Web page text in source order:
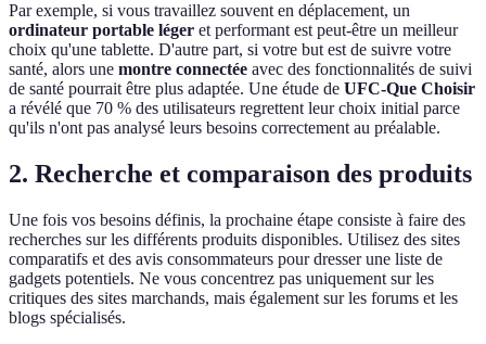
Par exemple, si vous travaillez souvent en déplacement, un
ordinateur portable léger et performant est peut-être un meilleur
choix qu'une tablette. D'autre part, si votre but est de suivre votre
santé, alors une montre connectée avec des fonctionnalités de suivi
de santé pourrait être plus adaptée. Une étude de UFC-Que Choisir
a révélé que 70 % des utilisateurs regrettent leur choix initial parce
qu'ils n'ont pas analysé leurs besoins correctement au préalable.
2. Recherche et comparaison des produits
Une fois vos besoins définis, la prochaine étape consiste à faire des
recherches sur les différents produits disponibles. Utilisez des sites
comparatifs et des avis consommateurs pour dresser une liste de
gadgets potentiels. Ne vous concentrez pas uniquement sur les
critiques des sites marchands, mais également sur les forums et les
blogs spécialisés.